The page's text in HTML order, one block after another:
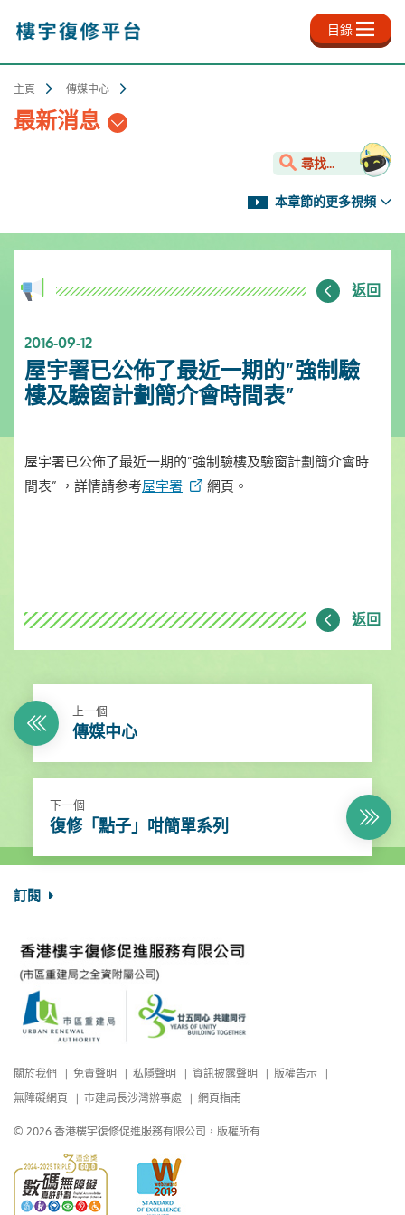
內
目錄
主頁 傳媒中心
最新消息
尋找...
本章節的更多視頻
返回
2016-09-12
屋宇署已公佈了最近一期的”強制驗
樓及驗窗計劃簡介會時間表”
屋宇署已公佈了最近一期的”強制驗樓及驗窗計劃簡介會時
間表” ，詳情請参考屋宇署 網頁。
返回
上一個
傳媒中心
下一個
復修「點子」咁簡單系列
訂閱
關於我們 免責聲明 私隱聲明 資訊披露聲明
版權告示
無障礙網頁
市建局長沙灣辦事處 網頁指南
© 2026 香港樓宇復修促進服務有限公司，版權所有